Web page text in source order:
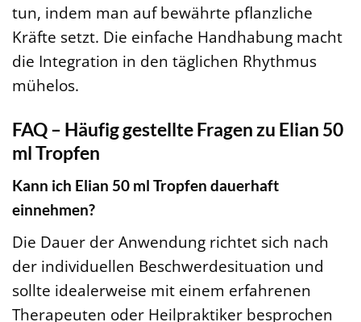
tun, indem man auf bewährte pflanzliche
Kräfte setzt. Die einfache Handhabung macht
die Integration in den täglichen Rhythmus
mühelos.
FAQ – Häufig gestellte Fragen zu Elian 50
ml Tropfen
Kann ich Elian 50 ml Tropfen dauerhaft
einnehmen?
Die Dauer der Anwendung richtet sich nach
der individuellen Beschwerdesituation und
sollte idealerweise mit einem erfahrenen
Therapeuten oder Heilpraktiker besprochen